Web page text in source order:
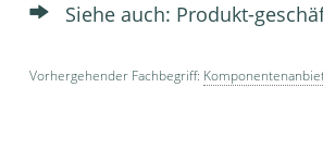
Siehe auch: Produkt-
Vorhergehender Fachbegriff: